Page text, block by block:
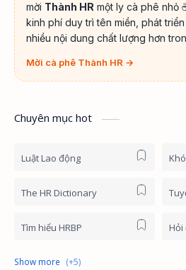
mời Thành HR một ly cà phê nhỏ
kinh phí duy trì tên miền, phát
nhiều nội dung chất lượng hơn
Mời cà phê Thành HR →
Chuyên mục hot
Luật Lao động
The HR Dictionary
Tìm hiểu HRBP Hỏi
HR News